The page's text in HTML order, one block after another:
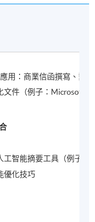
用：商業信函撰寫、郵
文件（例子：Microsoft
智能摘要工具（例子：
優化技巧